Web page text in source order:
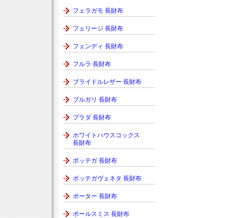
フェラガモ 長財布
フェリージ 長財布
フェンディ 長財布
フルラ 長財布
ブライドルレザー 長財布
ブルガリ 長財布
プラダ 長財布
ホワイトハウスコックス
長財布
ボッテガ 長財布
ボッテガヴェネタ 長財布
ポーター 長財布
ポールスミス 長財布